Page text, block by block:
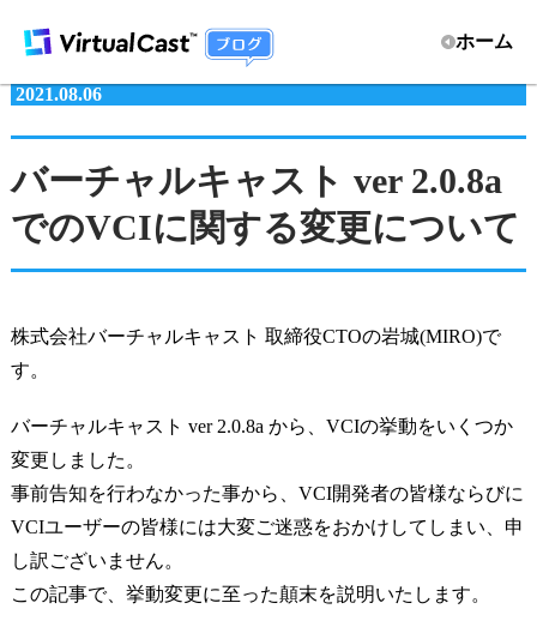
ホーム
2021.08.06
バーチャルキャスト ver 2.0.8a
でのVCIに関する変更について
株式会社バーチャルキャスト 取締役CTOの岩城(MIRO)で
す。
バーチャルキャスト ver 2.0.8a から、VCIの挙動をいくつか
変更しました。
事前告知を行わなかった事から、VCI開発者の皆様ならびに
VCIユーザーの皆様には大変ご迷惑をおかけしてしまい、申
し訳ございません。
この記事で、挙動変更に至った顛末を説明いたします。